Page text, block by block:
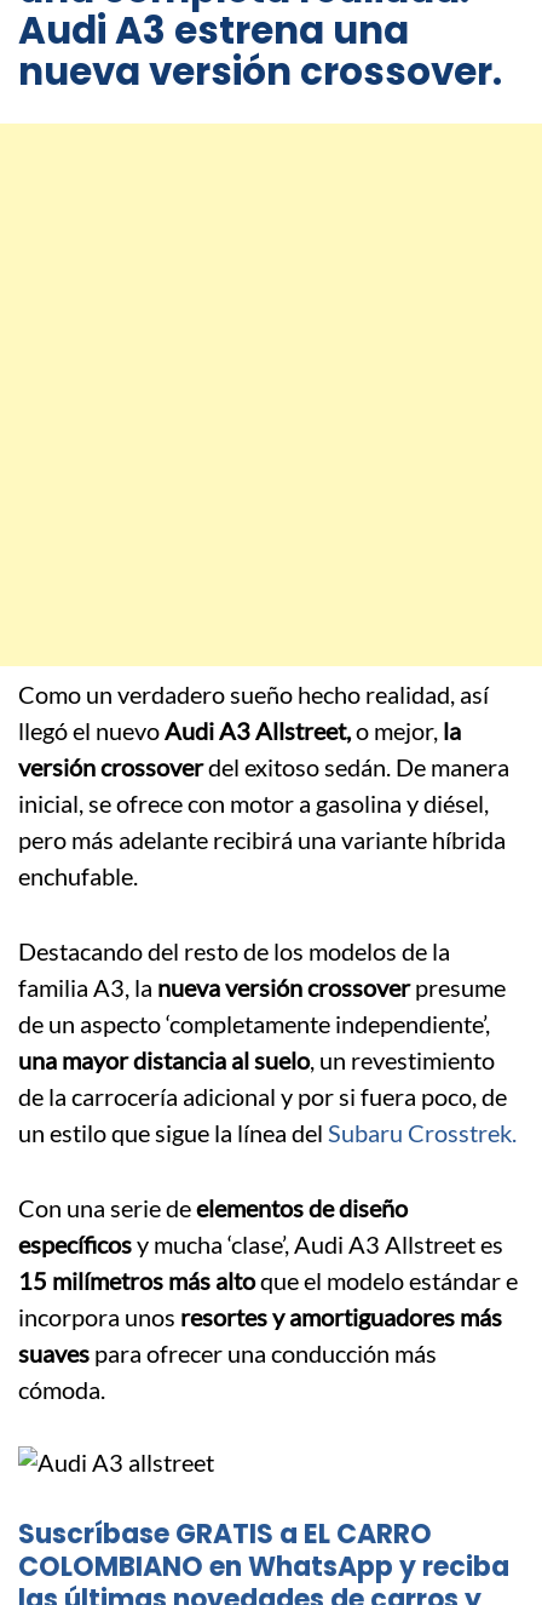
Audi A3 estrena una
nueva versión crossover.
Como un verdadero sueño hecho realidad, así
llegó el nuevoAudi A3 Allstreet,o mejor, la
versión crossoverdel exitoso sedán. De manera
inicial, se ofrece con motor a gasolina y diésel,
pero más adelante recibirá una variante híbrida
enchufable.
Destacando del resto de los modelos de la
familia A3, la nueva versión crossoverpresume
de un aspecto ‘completamente independiente’,
una mayor distancia al suelo, un revestimiento
de la carrocería adicional y por si fuera poco, de
un estilo que sigue la línea del Subaru Crosstrek.
Con una serie deelementos de diseño
específicosy mucha ‘clase’, Audi A3 Allstreet es
15 milímetros más altoque el modelo estándar e
incorpora unos resortes y amortiguadores más
suaves para ofrecer una conducción más
cómoda.
Suscríbase GRATIS a EL CARRO
COLOMBIANO en WhatsApp y reciba